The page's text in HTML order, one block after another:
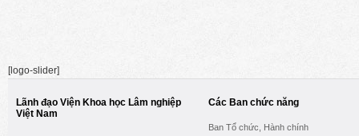
[logo-slider]
Lãnh đạo Viện Khoa học Lâm nghiệp
Việt Nam
Các Ban chức năng
Ban Tổ chức, Hành chính